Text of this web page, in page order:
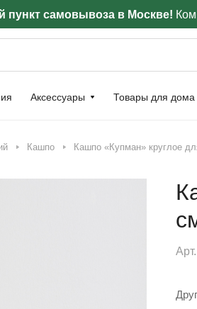
пункт самовывоза в Москве!
Аксессуары Товары для дома
Кашпо Кашпо «Купман» круглое
Арт.